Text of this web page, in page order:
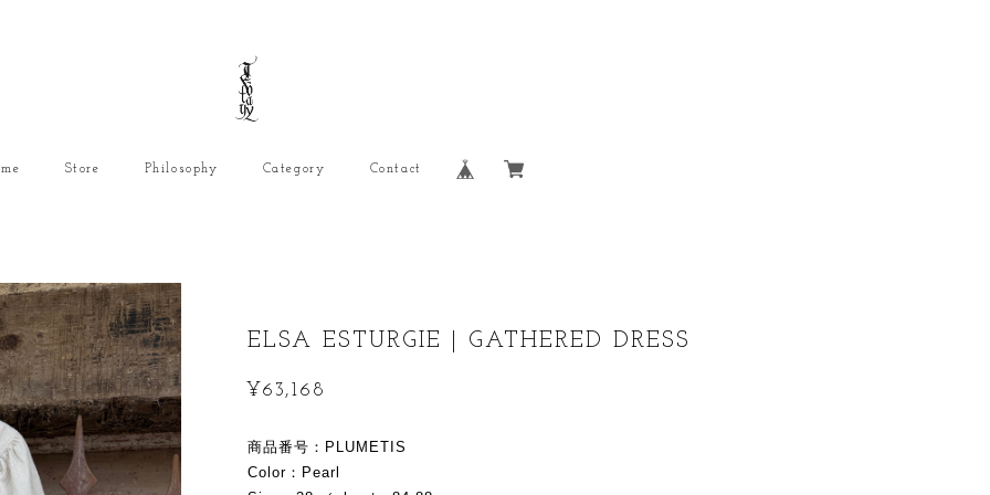
Store Philosophy Category Contact
ELSA ESTURGIE | GATHERED DRESS
¥63,168
商品番号：PLUMETIS
Color：Pearl